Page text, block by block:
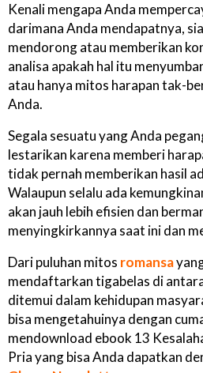
Kenali mengapa Anda
darimana Anda mendapatnya,
mendorong atau memberikan
analisa apakah hal itu
atau hanya mitos harapan tak-
Anda.
Segala sesuatu yang Anda
lestarikan karena memberi
tidak pernah memberikan hasil
Walaupun selalu ada
akan jauh lebih efisien dan
menyingkirkannya saat ini dan
Dari puluhan mitos romansa
mendaftarkan tigabelas di
ditemui dalam kehidupan
bisa mengetahuinya dengan
mendownload ebook 13
Pria yang bisa Anda dapatkan